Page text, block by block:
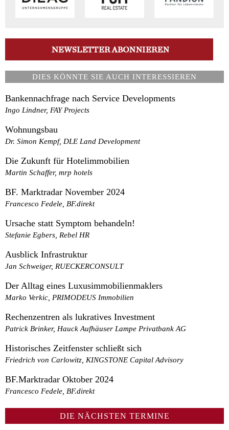
DIES KÖNNTE SIE AUCH INTERESSIEREN
Bankennachfrage nach Service Developments
Ingo Lindner, FAY Projects
Wohnungsbau
Dr. Simon Kempf, DLE Land Development
Die Zukunft für Hotelimmobilien
Martin Schaffer, mrp hotels
BF. Marktradar November 2024
Francesco Fedele, BF.direkt
Ursache statt Symptom behandeln!
Stefanie Egbers, Rebel HR
Ausblick Infrastruktur
Jan Schweiger, RUECKERCONSULT
Der Alltag eines Luxusimmobilienmaklers
Marko Verkic, PRIMODEUS Immobilien
Rechenzentren als lukratives Investment
Patrick Brinker, Hauck Aufhäuser Lampe Privatbank AG
Historisches Zeitfenster schließt sich
Friedrich von Carlowitz, KINGSTONE Capital Advisory
BF.Marktradar Oktober 2024
Francesco Fedele, BF.direkt
DIE NÄCHSTEN TERMINE